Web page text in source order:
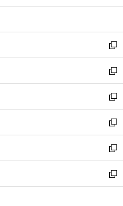
開
ウ
開
く
ン
ウ
で
開
く
ウ
ン
ド
ウ
で
開
く
新
し
い
ウ
ィ
ン
ド
ウ
で
開
く
新
し
い
ウ
ィ
ン
ド
ウ
で
開
新
し
い
ウ
ィ
ン
ド
ウ
新
し
い
ウ
ィ
ン
新
し
い
ウ
新
し